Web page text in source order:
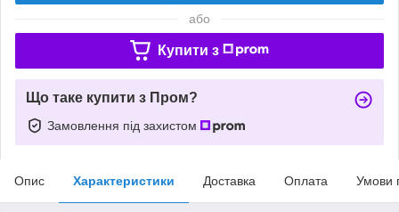
або
Купити з
Що таке купити з Пром?
Замовлення під захистом
Опис Характеристики Доставка Оплата Умови